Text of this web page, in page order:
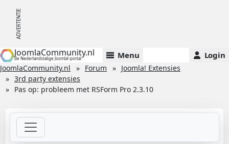
JoomlaCommunity.nl
de Nederlandstalige Joomla!-portal Menu Login
JoomlaCommunity.nl Forum
Joomla! Extensies
3rd party extensies
Pas op: probleem met RSForm Pro 2.3.10